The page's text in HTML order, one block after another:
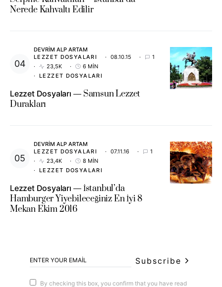
Nerede Kahvaltı Edilir
DEVRIM ALP ARTAM
LEZZET DOSYALARI
08.10.15
1
23,5K
6 MIN
LEZZET DOSYALARI
Lezzet Dosyaları
Samsun Lezzet
Durakları
DEVRIM ALP ARTAM
LEZZET DOSYALARI
07.11.16
1
23,4K
8 MIN
LEZZET DOSYALARI
Lezzet Dosyaları
İstanbul’da
Hamburger Yiyebileceğiniz En İyi 8
Mekan Ekim 2016
Subscribe
By checking this box, you confirm that you have read